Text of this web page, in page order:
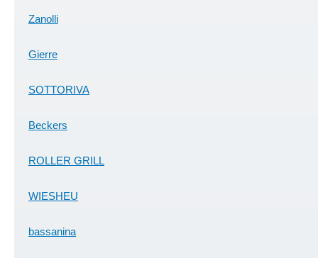
Zanolli
Gierre
SOTTORIVA
Beckers
ROLLER GRILL
WIESHEU
bassanina